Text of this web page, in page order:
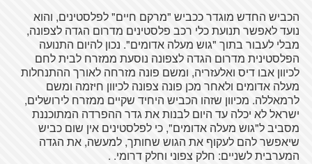
הכביש החדש מוגדר ככביש "מרקם חיים" לפלסטינים, והוא
נועד לאפשר תנועת כלי רכב פלסטינים מדרום הגדה לצפונה,
מבלי לעבור בתוך "גוש מעלה אדומים". נכון להיום התנועה
הפלסטינית מדרום הגדה לצפונה נוסעת ממזרח לבית לחם
לכיוון אבו דיס ואלעזריה, ומשם פונה מזרחה לאורך ההתנחלות
מעלה אדומים ולאחר מכן פונה צפונה לכיוון חיזמה ומשם
לרמאללה. מכיוון שזהו הכביש היחיד שקיים ממזרח לירושלים,
ישראל לא יכלה עד היום לבנות את גדר ההפרדה המתוכננת
מסביב ל"גוש מעלה אדומים", כי לפלסטינים אין שום כביש
שיאפשר להם לעקוף את הגוש שחותך, למעשה, את הגדה
המערבית לשניים: חלק צפוני וחלק דרומי. .